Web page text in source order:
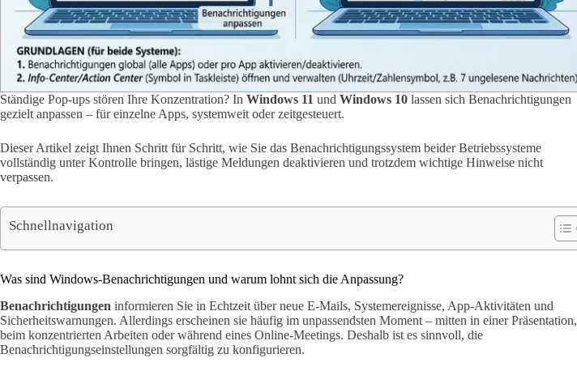
Ständige Pop-ups stören Ihre Konzentration? In Windows 11 und Windows 10 lassen sich Benachrichtigungen
gezielt anpassen – für einzelne Apps, systemweit oder zeitgesteuert.
Dieser Artikel zeigt Ihnen Schritt für Schritt, wie Sie das Benachrichtigungssystem beider Betriebssysteme
vollständig unter Kontrolle bringen, lästige Meldungen deaktivieren und trotzdem wichtige Hinweise nicht
verpassen.
Schnellnavigation
Was sind Windows-Benachrichtigungen und warum lohnt sich die Anpassung?
Benachrichtigungen informieren Sie in Echtzeit über neue E-Mails, Systemereignisse, App-Aktivitäten und
Sicherheitswarnungen. Allerdings erscheinen sie häufig im unpassendsten Moment – mitten in einer Präsentation,
beim konzentrierten Arbeiten oder während eines Online-Meetings. Deshalb ist es sinnvoll, die
Benachrichtigungseinstellungen sorgfältig zu konfigurieren.